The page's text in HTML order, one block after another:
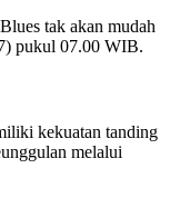
tak akan mudah
pukul 07.00 WIB.
kekuatan tanding
melalui